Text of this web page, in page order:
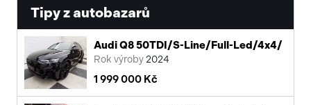
Tipy z autobazarů
Audi Q8 50TDI/S-Line/Full-Led/4x4/
Rok výroby 2024
1 999 000 Kč